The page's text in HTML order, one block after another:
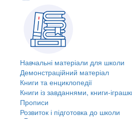
Навчальні матеріали для школи
Демонстраційний матеріал
Книги та енциклопедії
Книги із завданнями, книги-
Прописи
Розвиток і підготовка до школи